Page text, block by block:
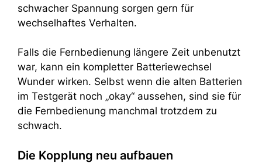
schwacher Spannung sorgen gern für
wechselhaftes Verhalten.
Falls die Fernbedienung längere Zeit unbenutzt
war, kann ein kompletter Batteriewechsel
Wunder wirken. Selbst wenn die alten Batterien
im Testgerät noch „okay“ aussehen, sind sie für
die Fernbedienung manchmal trotzdem zu
schwach.
Die Kopplung neu aufbauen